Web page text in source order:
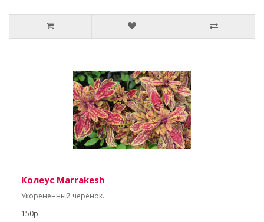
Колеус Marrakesh
Укорененный черенок..
150р.